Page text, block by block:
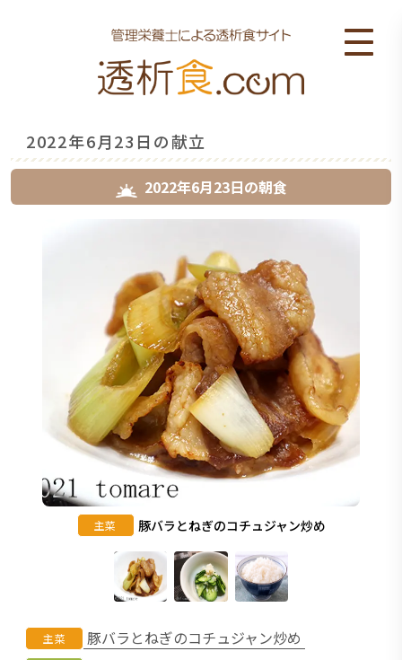
2022年6月23日の献立
2022年6月23日の朝食
主菜 豚バラとねぎのコチュジャン炒め
主菜 豚バラとねぎのコチュジャン炒め